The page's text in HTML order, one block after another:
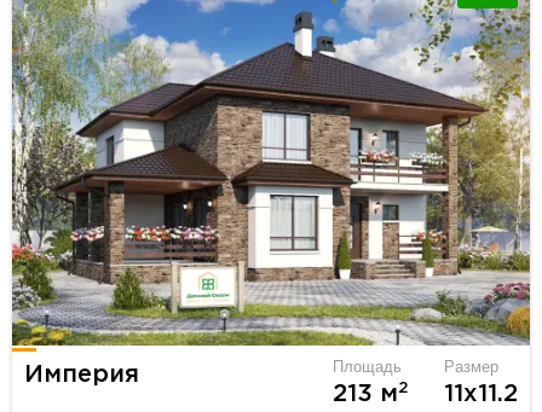
Империя Площадь
213 м2
Размер
11х11.2